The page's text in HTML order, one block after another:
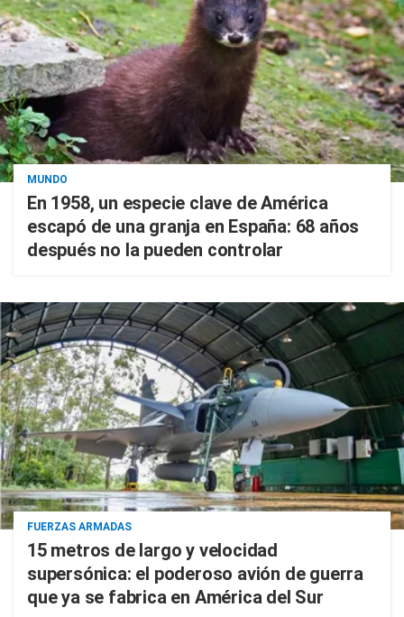
MUNDO
En 1958, un especie clave de América
escapó de una granja en España: 68 años
después no la pueden controlar
FUERZAS ARMADAS
15 metros de largo y velocidad
supersónica: el poderoso avión de guerra
que ya se fabrica en América del Sur